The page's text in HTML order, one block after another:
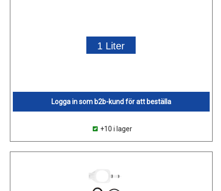
1 Liter
Logga in som b2b-kund för att beställa
+10 i lager